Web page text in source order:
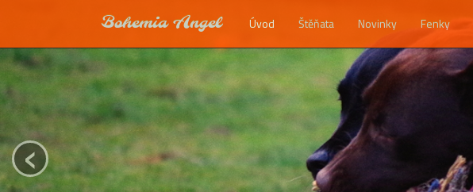
Bohemia Angel Úvod Štěňata Novinky Fenky
‹